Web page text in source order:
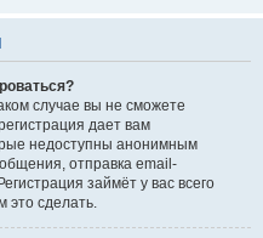
случае вы не сможете
дает вам
недоступны анонимным
отправка email-
займёт у вас всего
это сделать.